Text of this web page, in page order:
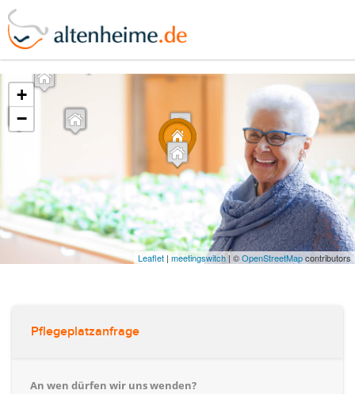
?>
+
−
Leaflet | meetingswitch| ©OpenStreetMapcontributors
Pflegeplatzanfrage
An wen dürfen wir uns wenden?